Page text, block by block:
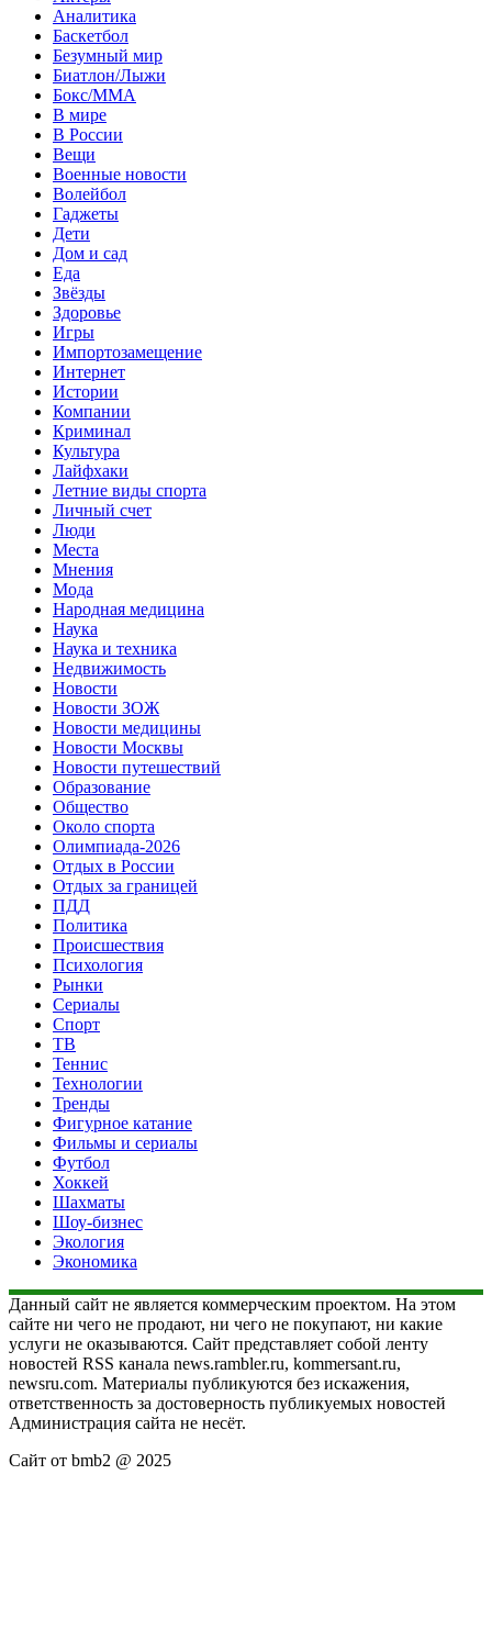
Аналитика
Баскетбол
Безумный мир
Биатлон/Лыжи
Бокс/MMA
В мире
В России
Вещи
Военные новости
Волейбол
Гаджеты
Дети
Дом и сад
Еда
Звёзды
Здоровье
Игры
Импортозамещение
Интернет
Истории
Компании
Криминал
Культура
Лайфхаки
Летние виды спорта
Личный счет
Люди
Места
Мнения
Мода
Народная медицина
Наука
Наука и техника
Недвижимость
Новости
Новости ЗОЖ
Новости медицины
Новости Москвы
Новости путешествий
Образование
Общество
Около спорта
Олимпиада-2026
Отдых в России
Отдых за границей
ПДД
Политика
Происшествия
Психология
Рынки
Сериалы
Спорт
ТВ
Теннис
Технологии
Тренды
Фигурное катание
Фильмы и сериалы
Футбол
Хоккей
Шахматы
Шоу-бизнес
Экология
Экономика
Данный сайт не является коммерческим проектом. На этом
сайте ни чего не продают, ни чего не покупают, ни какие
услуги не оказываются. Сайт представляет собой ленту
новостей RSS канала news.rambler.ru, kommersant.ru,
newsru.com. Материалы публикуются без искажения,
ответственность за достоверность публикуемых новостей
Администрация сайта не несёт.
Сайт от bmb2 @ 2025